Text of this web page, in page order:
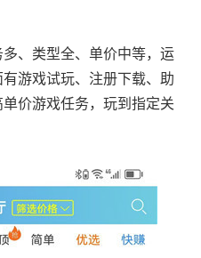
、类型全、单价中等，运
游戏试玩、注册下载、助
价游戏任务，玩到指定关